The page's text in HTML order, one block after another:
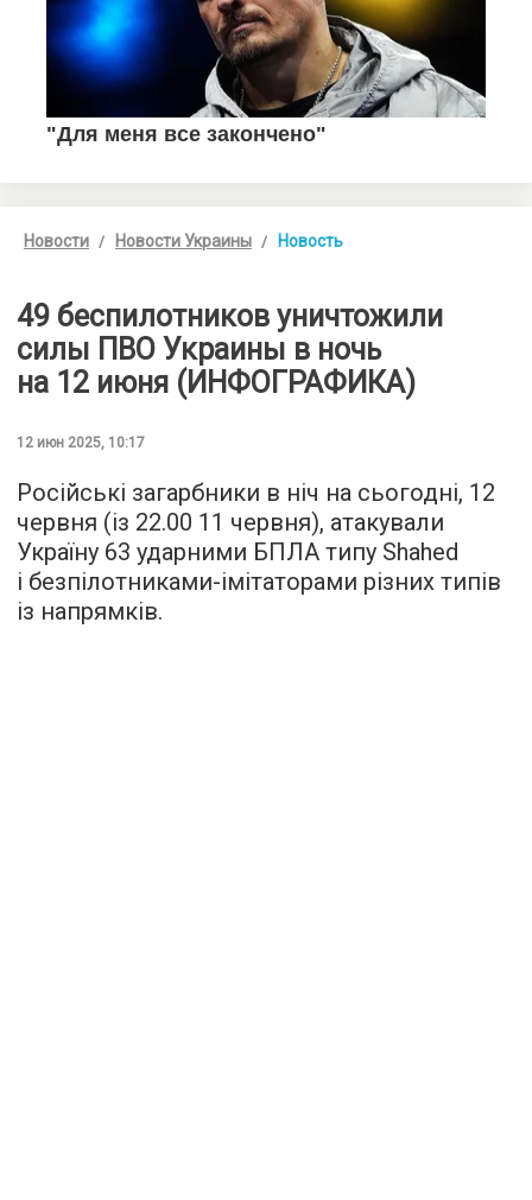
Новости Новости Украины Новость
49 беспилотников уничтожили
силы ПВО Украины в ночь
на 12 июня (ИНФОГРАФИКА)
12 июн 2025, 10:17
Російські загарбники в ніч на сьогодні, 12
червня (із 22.00 11 червня), атакували
Україну 63 ударними БПЛА типу Shahed
і безпілотниками-імітаторами різних типів
із напрямків.